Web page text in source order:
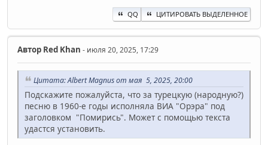
QQ ЦИТИРОВАТЬ ВЫДЕЛЕННОЕ
Автор Red Khan - июля 20, 2025, 17:29
Цитата: Albert Magnus от мая 5, 2025, 20:00
Подскажите пожалуйста, что за турецкую (народную?)
песню в 1960-е годы исполняла ВИА "Орэра" под
заголовком "Помирись". Может с помощью текста
удастся установить.